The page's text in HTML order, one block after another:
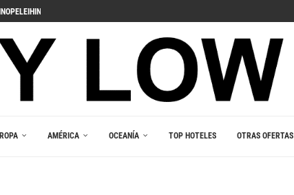
AMÉRICA OCEANÍA TOP HOTELES OTRAS OFERTAS